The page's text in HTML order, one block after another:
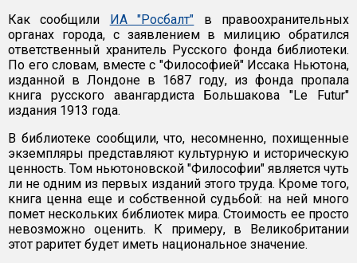
Как сообщили ИА "Росбалт" в правоохранительных
органах города, с заявлением в милицию обратился
ответственный хранитель Русского фонда библиотеки.
По его словам, вместе с "Философией" Иссака Ньютона,
изданной в Лондоне в 1687 году, из фонда пропала
книга русского авангардиста Большакова "Le Futur"
издания 1913 года.
В библиотеке сообщили, что, несомненно, похищенные
экземпляры представляют культурную и историческую
ценность. Том ньютоновской "Философии" является чуть
ли не одним из первых изданий этого труда. Кроме того,
книга ценна еще и собственной судьбой: на ней много
помет нескольких библиотек мира. Стоимость ее просто
невозможно оценить. К примеру, в Великобритании
этот раритет будет иметь национальное значение.